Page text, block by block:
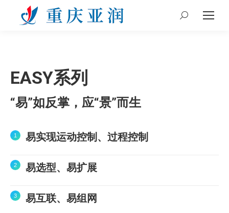
Search:
EASY系列
“易”如反掌，应“景”而生
易实现运动控制、过程控制
易选型、易扩展
易互联、易组网